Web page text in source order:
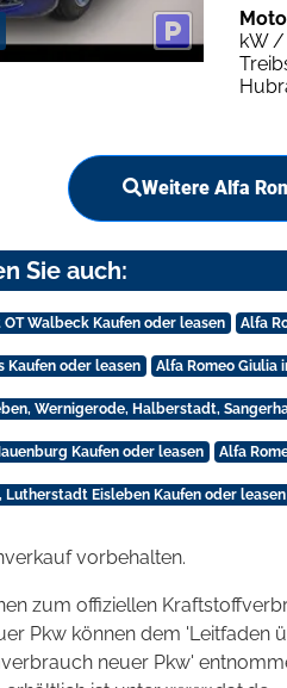
kW /
Weitere Alfa
Sie auch:
Walbeck Kaufen oder leasen Alfa
Kaufen oder leasen Alfa Romeo Giulia
Wernigerode, Halberstadt,
Kaufen oder leasen Alfa
Lutherstadt Eisleben Kaufen oder leasen
vorbehalten.
zum offiziellen
Pkw können dem 'Leitfaden
neuer Pkw'